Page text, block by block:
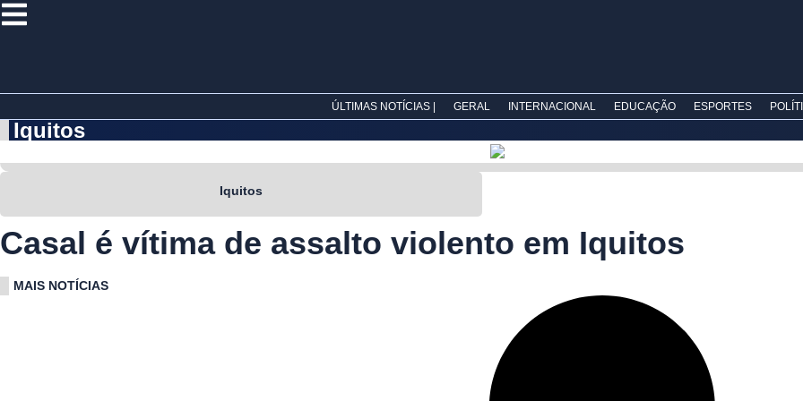
Ir
para
ÚLTIMAS NOTÍCIAS | GERAL INTERNACIONAL EDUCAÇÃO ESPORTES
Iquitos
Iquitos
Casal é vítima de assalto violento em Iquitos
MAIS NOTÍCIAS